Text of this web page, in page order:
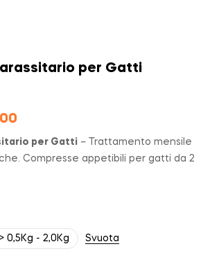
per Gatti
per Gatti – Trattamento mensile
Compresse appetibili per gatti da 2
> 0,5Kg - 2,0Kg Svuota